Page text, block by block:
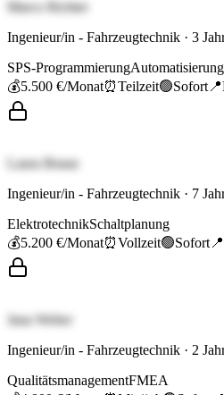
Marco Richter
Ingenieur/in - Fahrzeugtechnik · 3
SPS-ProgrammierungAutomatisierung
💰5.500 €/Monat⏰Teilzeit🟢Sofort 📍
Laura Braun
Ingenieur/in - Fahrzeugtechnik · 7
ElektrotechnikSchaltplanung
💰5.200 €/Monat⏰Vollzeit🟢Sofort 📍
Jana Weber
Ingenieur/in - Fahrzeugtechnik · 2
QualitätsmanagementFMEA